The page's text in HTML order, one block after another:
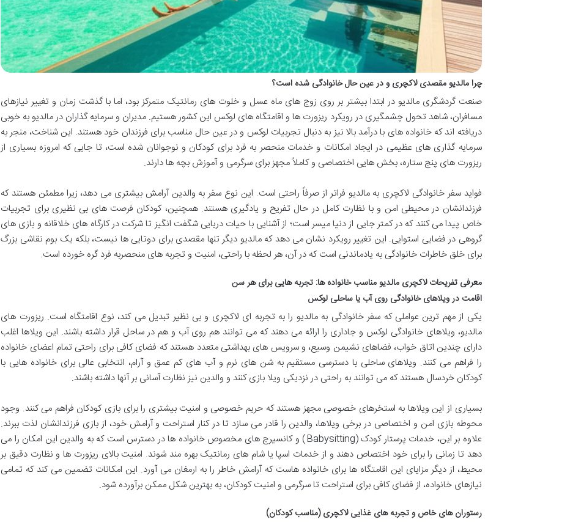
چرا مالدیو مقصدی لاکچری و در عین حال خانوادگی شده است؟
صنعت گردشگری مالدیو در ابتدا بیشتر بر روی زوج های ماه عسل و خلوت های رمانتیک متمرکز بود، اما با گذشت زمان و تغییر نیازهای
مسافران، شاهد تحول چشمگیری در رویکرد ریزورت ها و اقامتگاه های لوکس این کشور هستیم. مدیران و سرمایه گذاران در مالدیو به خوبی
دریافته اند که خانواده های با درآمد بالا نیز به دنبال تجربیات لوکس و در عین حال مناسب برای فرزندان خود هستند. این شناخت، منجر به
سرمایه گذاری های عظیمی در ایجاد امکانات و خدمات منحصر به فرد برای کودکان و نوجوانان شده است، تا جایی که امروزه بسیاری از
ریزورت های پنج ستاره، بخش هایی اختصاصی و کاملاً مجهز برای سرگرمی و آموزش بچه ها دارند.
فواید سفر خانوادگی لاکچری به مالدیو فراتر از صرفاً راحتی است. این نوع سفر به والدین آرامش بیشتری می دهد، زیرا مطمئن هستند که
فرزندانشان در محیطی امن و با نظارت کامل در حال تفریح و یادگیری هستند. همچنین، کودکان فرصت های بی نظیری برای تجربیات
خاص پیدا می کنند که در کمتر جایی از دنیا میسر است؛ از آشنایی با حیات دریایی شگفت انگیز تا شرکت در کارگاه های خلاقانه و بازی های
گروهی در فضایی استوایی. این تغییر رویکرد نشان می دهد که مالدیو دیگر تنها مقصدی برای دوتایی ها نیست، بلکه یک بوم نقاشی بزرگ
برای خلق خاطرات خانوادگی به یادماندنی است که در آن، هر لحظه با راحتی، امنیت و تجربه های منحصربه فرد گره خورده است.
معرفی تفریحات لاکچری مالدیو مناسب خانواده ها: تجربه هایی برای هر سن
اقامت در ویلاهای خانوادگی روی آب یا ساحلی لوکس
یکی از مهم ترین عواملی که سفر خانوادگی به مالدیو را به تجربه ای لاکچری و بی نظیر تبدیل می کند، نوع اقامتگاه است. ریزورت های
مالدیو، ویلاهای خانوادگی لوکس و جاداری را ارائه می دهند که می توانند هم روی آب و هم در ساحل قرار داشته باشند. این ویلاها اغلب
دارای چندین اتاق خواب، فضاهای نشیمن وسیع، و سرویس های بهداشتی متعدد هستند که فضای کافی برای راحتی تمام اعضای خانواده
را فراهم می کنند. ویلاهای ساحلی با دسترسی مستقیم به شن های نرم و آب های کم عمق و آرام، انتخابی عالی برای خانواده هایی با
کودکان خردسال هستند که می توانند به راحتی در نزدیکی ویلا بازی کنند و والدین نیز نظارت آسانی بر آنها داشته باشند.
بسیاری از این ویلاها به استخرهای خصوصی مجهز هستند که حریم خصوصی و امنیت بیشتری را برای بازی کودکان فراهم می کنند. وجود
محوطه بازی امن و اختصاصی در برخی ویلاها، والدین را قادر می سازد تا در کنار استراحت و آرامش خود، از بازی فرزندانشان لذت ببرند.
علاوه بر این، خدمات پرستار کودک (Babysitting) و کانسیرج های مخصوص خانواده ها در دسترس است که به والدین این امکان را می
دهد تا زمانی را برای خود اختصاص دهند و از خدمات اسپا یا شام های رمانتیک بهره مند شوند. امنیت بالای ریزورت ها و نظارت دقیق بر
محیط، از دیگر مزایای این اقامتگاه ها برای خانواده هاست که آرامش خاطر را به ارمغان می آورد. این امکانات تضمین می کند که تمامی
نیازهای خانواده، از فضای کافی برای استراحت تا سرگرمی و امنیت کودکان، به بهترین شکل ممکن برآورده شود.
رستوران های خاص و تجربه های غذایی لاکچری (مناسب کودکان)